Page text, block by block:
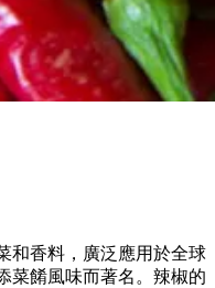
和香料，廣泛應用於全球
菜餚風味而著名。辣椒的